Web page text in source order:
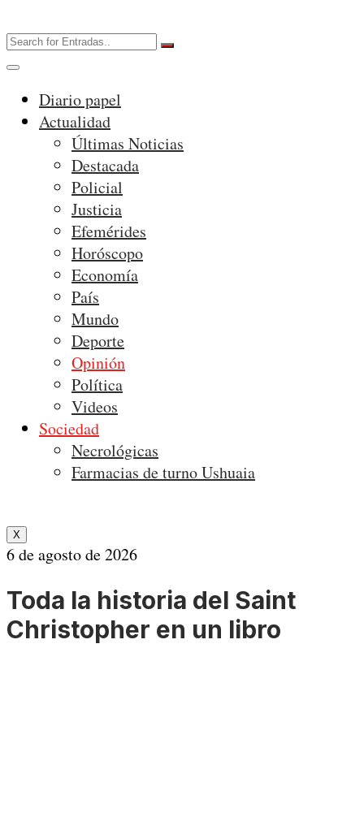
Diario papel
Actualidad
Últimas Noticias
Destacada
Policial
Justicia
Efemérides
Horóscopo
Economía
País
Mundo
Deporte
Opinión
Política
Videos
Sociedad
Necrológicas
Farmacias de turno Ushuaia
X
6 de agosto de 2026
Toda la historia del Saint
Christopher en un libro